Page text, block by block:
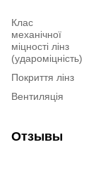
Клас
механічної
міцності лінз
(удароміцність)
Покриття лінз
Вентиляція
Отзывы